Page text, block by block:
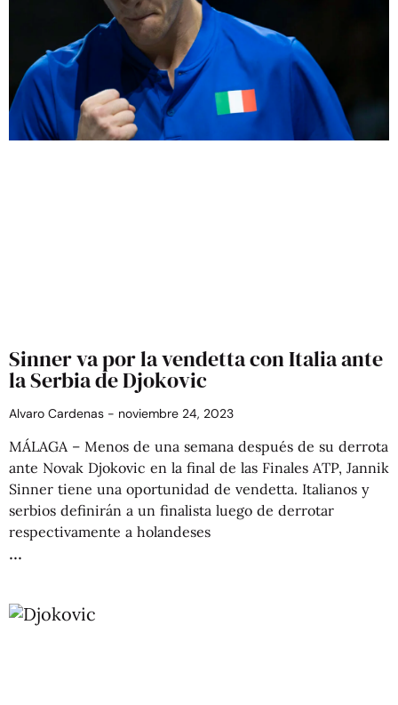
Sinner va por la vendetta con Italia ante
la Serbia de Djokovic
Alvaro Cardenas noviembre 24, 2023
MÁLAGA – Menos de una semana después de su derrota
ante Novak Djokovic en la final de las Finales ATP, Jannik
Sinner tiene una oportunidad de vendetta. Italianos y
serbios definirán a un finalista luego de derrotar
respectivamente a holandeses